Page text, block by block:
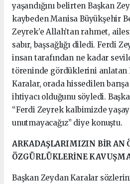
yaşandığını belirten Başkan
kaybeden Manisa Büyükşehir
Zeyrek’e Allah’tan rahmet,
sabır, başsağlığı diledi. Ferdi
insan tarafından ne kadar
töreninde gördüklerini anlatan
Karalar, orada hissedilen
ihtiyacı olduğunu söyledi.
“Ferdi Zeyrek kalbimizde
unutmayacağız” diye konuştu.
ARKADAŞLARIMIZIN BİR AN
ÖZGÜRLÜKLERİNE
Başkan Zeydan Karalar